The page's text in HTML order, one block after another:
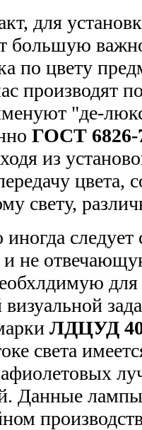
для
большую
по цвету
производят
"де-
ГОСТ 6826-
из
цвета,
свету,
и не
ЛДЦУД
света
Данные лампы